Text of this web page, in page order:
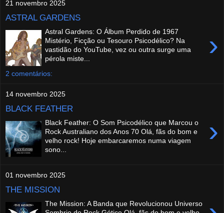
21 novembro 2025
ASTRAL GARDENS
›
Astral Gardens: O Álbum Perdido de 1967
Mistério, Ficção ou Tesouro Psicodélico? Na
vastidão do YouTube, vez ou outra surge uma
pérola miste...
2 comentários:
14 novembro 2025
BLACK FEATHER
›
Black Feather: O Som Psicodélico que Marcou o
Rock Australiano dos Anos 70 Olá, fãs do bom e
velho rock! Hoje embarcaremos numa viagem
sono...
01 novembro 2025
THE MISSION
The Mission: A Banda que Revolucionou Universo